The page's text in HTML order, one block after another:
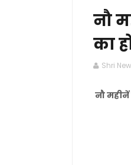
नौ
का
Shri
नौ